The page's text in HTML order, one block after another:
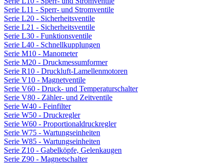
Serie L11 - Sperr- und Stromventile
Serie L20 - Sicherheitsventile
Serie L21 - Sicherheitsventile
Serie L30 - Funktionsventile
Serie L40 - Schnellkupplungen
Serie M10 - Manometer
Serie M20 - Druckmessumformer
Serie R10 - Druckluft-Lamellenmotoren
Serie V10 - Magnetventile
Serie V60 - Druck- und Temperaturschalter
Serie V80 - Zähler- und Zeitventile
Serie W40 - Feinfilter
Serie W50 - Druckregler
Serie W60 - Proportionaldruckregler
Serie W75 - Wartungseinheiten
Serie W85 - Wartungseinheiten
Serie Z10 - Gabelköpfe, Gelenkaugen
Serie Z90 - Magnetschalter